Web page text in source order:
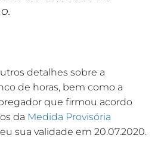
detalhes sobre a
de horas, bem como a
que firmou acordo
da Medida Provisória
sua validade em 20.07.2020.